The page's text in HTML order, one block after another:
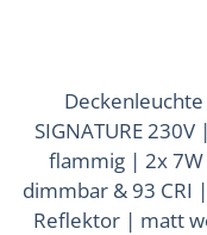
Deckenleuchte
SIGNATURE 230V
flammig | 2x
dimmbar & 93 CRI
Reflektor | matt